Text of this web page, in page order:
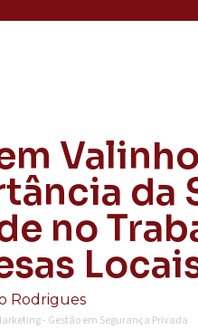
da
no
Rodrigues
- Gestão em Segurança Privada